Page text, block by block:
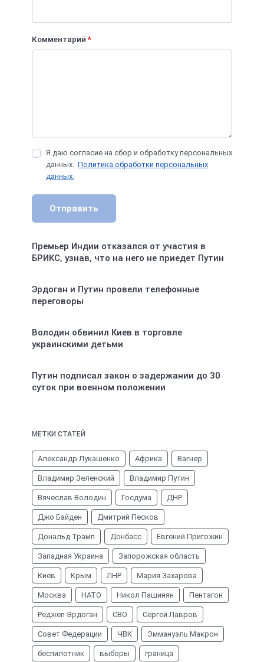
Комментарий*
Я даю согласие на сбор и обработку персональных
данных. Политика обработки персональных
данных.
Отправить
Премьер Индии отказался от участия в
БРИКС, узнав, что на него не приедет Путин
Эрдоган и Путин провели телефонные
переговоры
Володин обвинил Киев в торговле
украинскими детьми
Путин подписал закон о задержании до 30
суток при военном положении
МЕТКИ СТАТЕЙ
Александр Лукашенко Африка Вагнер
Владимир Зеленский Владимир Путин
Вячеслав Володин Госдума ДНР
Джо Байден Дмитрий Песков
Дональд Трамп Донбасс Евгений Пригожин
Западная Украина Запорожская область
Киев Крым ЛНР Мария Захарова
Москва НАТО Никол Пашинян Пентагон
Реджеп Эрдоган СВО Сергей Лавров
Совет Федерации ЧВК Эммануэль Макрон
беспилотник выборы граница